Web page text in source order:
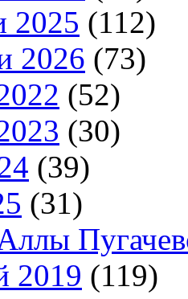
2025 (112)
2026 (73)
(52)
(30)
(39)
(31)
2019 (119)